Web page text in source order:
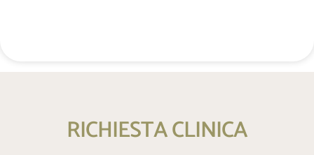
RICHIESTA CLINICA